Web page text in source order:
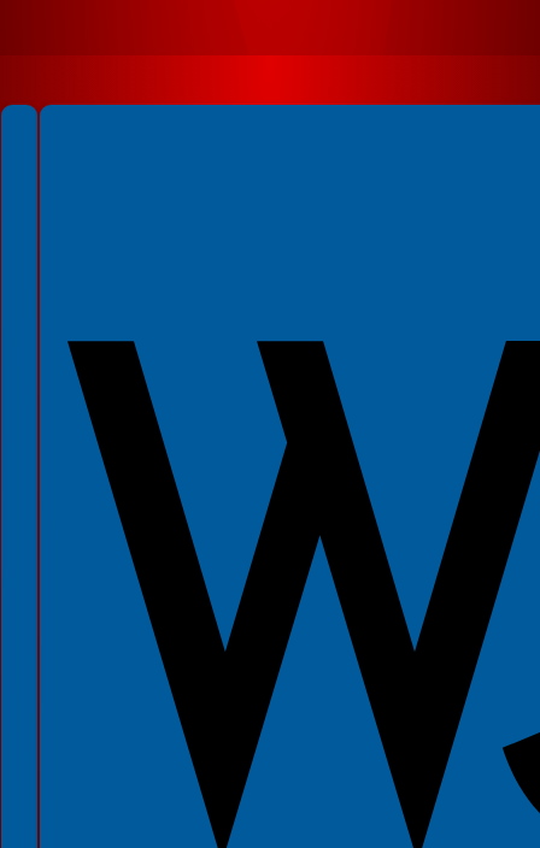
Spełniamy standardy WCAG 2.2
Spełniamy standardy W3C